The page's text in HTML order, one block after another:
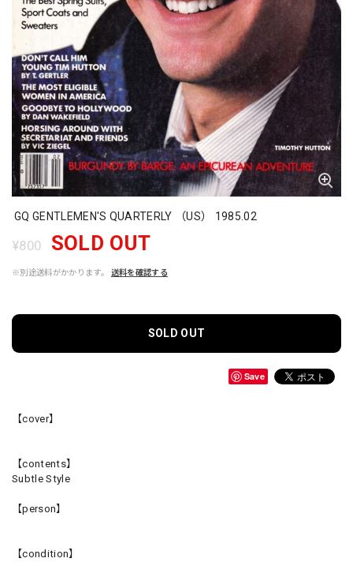
GQ GENTLEMEN'S QUARTERLY （US） 1985.02
¥800 SOLD OUT
※別途送料がかかります。 送料を確認する
SOLD OUT
Save
【cover】
【contents】
Subtle Style
【person】
【condition】